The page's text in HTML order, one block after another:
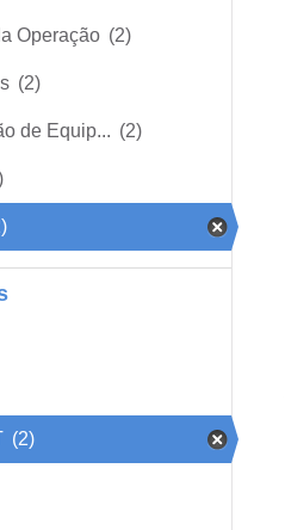
Operação (2)
(2)
de Equip... (2)
(2)